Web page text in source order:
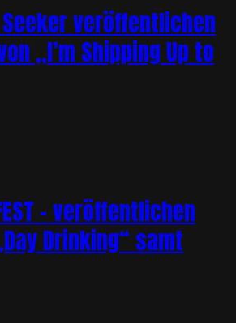
veröffentlichen
„I’m Shipping Up to
– veröffentlichen
Drinking“ samt